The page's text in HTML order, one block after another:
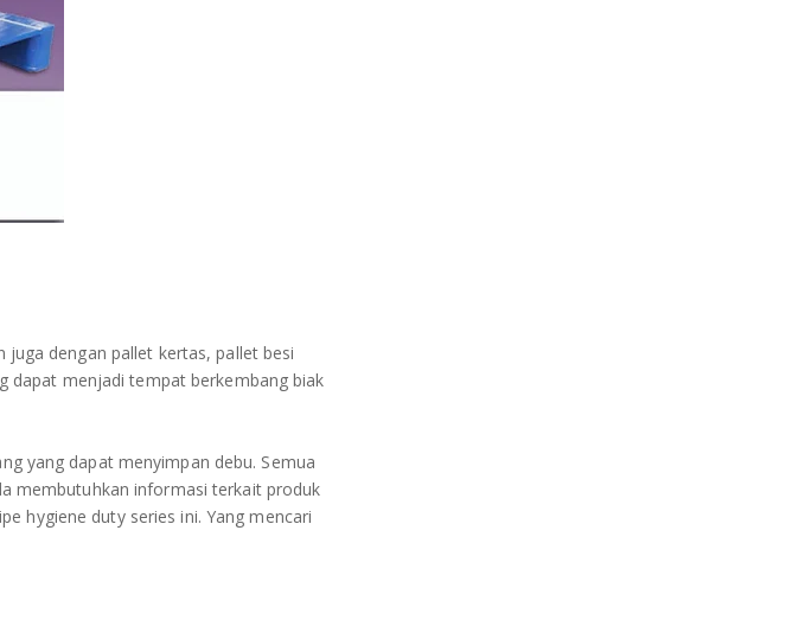
dengan pallet kertas, pallet besi
dapat menjadi tempat berkembang biak
yang dapat menyimpan debu. Semua
membutuhkan informasi terkait produk
hygiene duty series ini. Yang mencari